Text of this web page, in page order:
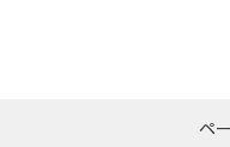
ペ